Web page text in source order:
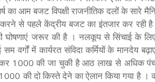
आम बजट विपक्षी राजनीतिक दलों के सारे
करने से पहले केंद्रीय बजट का इंतजार कर रही है
जरूर की है । नलकूप से सिंचाई के लिए
वर्गों में कार्यरत संविदा कर्मियों के मानदेय
1000 की जा चुकी है आठ लाख से अधिक
की दो किस्ते देने का ऐलान किया गया है ।